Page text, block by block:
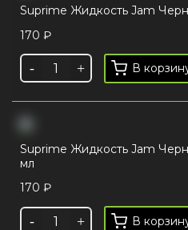
Suprime Жидкость Jam
170 ₽
В
Suprime Жидкость Jam
мл
170 ₽
В